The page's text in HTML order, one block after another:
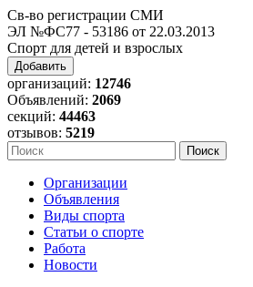
Св-во регистрации СМИ
ЭЛ №ФС77 - 53186 от 22.03.2013
Спорт для детей и взрослых
Добавить
организаций: 12746
Объявлений: 2069
секций: 44463
отзывов: 5219
Организации
Объявления
Виды спорта
Статьи о спорте
Работа
Новости